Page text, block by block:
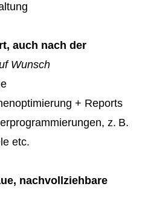
auch nach der
Wunsch
+ Reports
z. B.
etc.
nachvollziehbare